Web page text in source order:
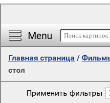
Menu
Главная страница /
стол
Применить фильтры